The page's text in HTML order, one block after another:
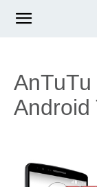
Android